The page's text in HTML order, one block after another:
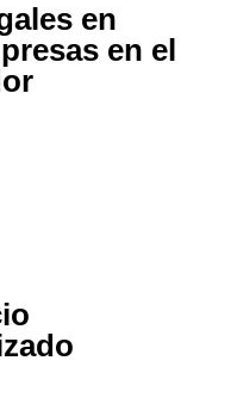
en
en el